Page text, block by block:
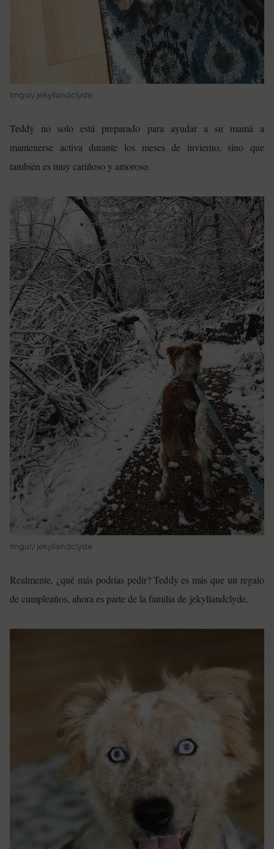
Imgur/ jekyllandclyde
Teddy no solo está preparado para ayudar a su mamá a
mantenerse activa durante los meses de invierno, sino que
también es muy cariñoso y amoroso.
Imgur/ jekyllandclyde
Realmente, ¿qué más podrías pedir? Teddy es más que un regalo
de cumpleaños, ahora es parte de la familia de jekyllandclyde.